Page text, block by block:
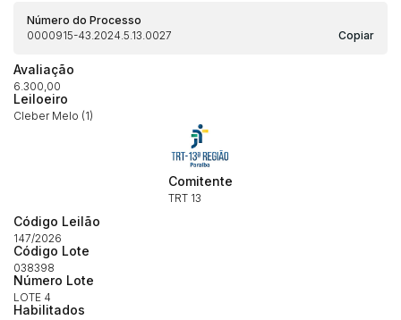
Número do Processo
0000915-43.2024.5.13.0027
Copiar
Avaliação
6.300,00
Leiloeiro
Cleber Melo (1)
Comitente
TRT 13
Código Leilão
147/2026
Código Lote
038398
Número Lote
LOTE 4
Habilitados
Histórico de Propostas
14/04/2025 18:43:11
Clique aqui para fazer login
Habilite-se para efetuar lances ou